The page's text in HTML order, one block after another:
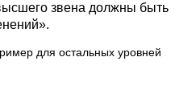
звена должны быть
для остальных уровней